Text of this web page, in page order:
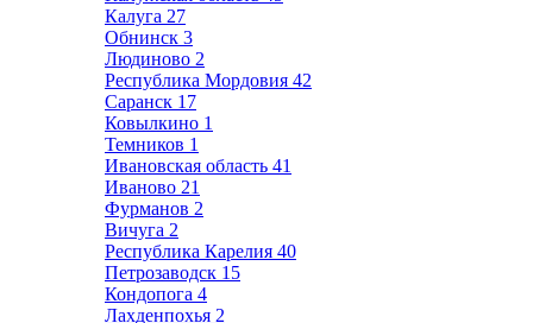
Калуга 27
Обнинск 3
Людиново 2
Республика Мордовия 42
Саранск 17
Ковылкино 1
Темников 1
Ивановская область 41
Иваново 21
Фурманов 2
Вичуга 2
Республика Карелия 40
Петрозаводск 15
Кондопога 4
Лахденпохья 2